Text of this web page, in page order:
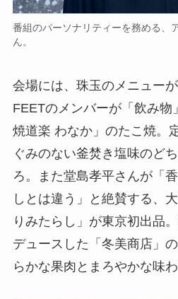
番組のパーソナリティーを務める、
ん。
会場には、珠玉のメニュー
FEETのメンバーが「飲み物
焼道楽 わなか」のたこ焼。
ぐみのない釜焚き塩味のど
ろ。また堂島孝平さんが「
しとは違う」と絶賛する、
りみたらし」が東京初出品
デュースした「冬美商店」
らかな果肉とまろやかな味わ